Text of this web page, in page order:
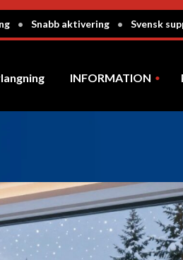
• Snabb aktivering • Svensk
INFORMATION